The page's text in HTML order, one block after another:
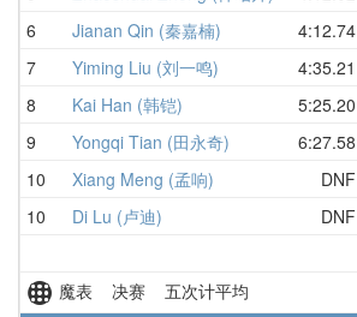
6 Jianan Qin (秦嘉楠) 4:12.74
7 Yiming Liu (刘一鸣) 4:35.21
8 Kai Han (韩铠) 5:25.20
9 Yongqi Tian (田永奇) 6:27.58
10 Xiang Meng (孟响) DNF
10 Di Lu (卢迪) DNF
魔表 决赛 五次计平均